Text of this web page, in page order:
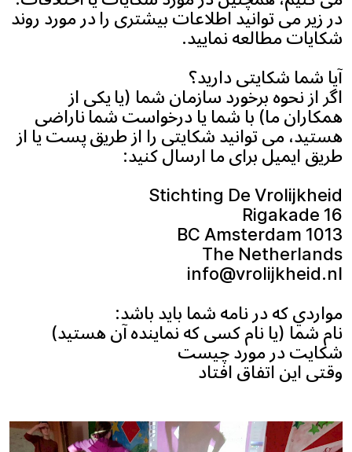
در زیر می توانید اطلاعات بیشتری را در مورد روند
شکایات مطالعه نمایید.
آیا شما شکایتی دارید؟
اگر از نحوه برخورد سازمان شما (یا یکی از
همکاران ما) با شما یا درخواست شما ناراضی
هستید، می توانید شکایتی را از طریق پست یا از
طریق ایمیل برای ما ارسال کنید:
Stichting De Vrolijkheid
Rigakade 16
1013 BC Amsterdam
The Netherlands
info@vrolijkheid.nl
مواردي كه در نامه شما بايد باشد:
نام شما (یا نام کسی که نماینده آن هستید)
شکایت در مورد چیست
وقتی این اتفاق افتاد